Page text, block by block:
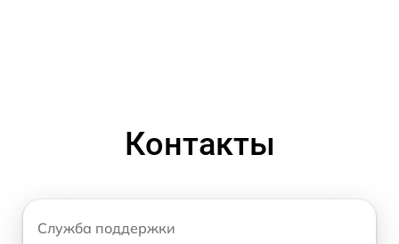
Контакты
Служба поддержки